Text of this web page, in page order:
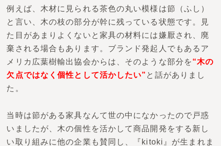
例えば、木材に見られる茶色の丸い模様は節（ふし）
と言い、木の枝の部分が幹に残っている状態です。見
た目があまりよくないと 家具の材料には嫌厭され、廃
棄される場合もあります。ブランド発起人でもあるア
メリカ広葉樹輸出協会からは、そのような部分を“木の
欠点ではなく個性として活かしたい” と話がありまし
た。
当時は節がある家具なんて世の中になかったので戸惑
いましたが、木の個性を活かして商品開発をする新し
い取り組みに他の企業も賛同し、
『kitoki』 が生まれま